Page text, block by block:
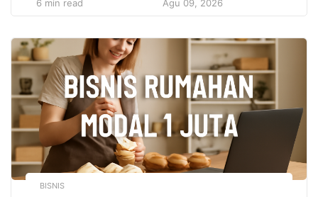
dengan perubahan yang begitu dinamis, menguasai
keunggulan besar yang dapat memberikan peluang
sukses bagi siapa saja yang ingin mencapai hasil
maksimal […]
6 min read Agu 09, 2026
BISNIS